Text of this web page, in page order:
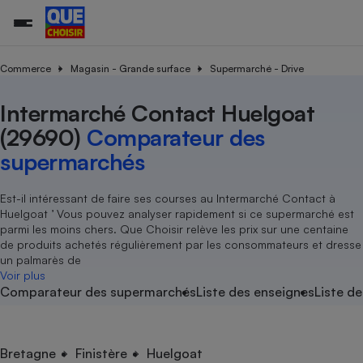
Commerce Magasin - Grande surface Supermarché - Drive
Intermarché Contact Huelgoat
(29690) Comparateur des
supermarchés
Est-il intéressant de faire ses courses au Intermarché Contact à
Huelgoat ’ Vous pouvez analyser rapidement si ce supermarché est
parmi les moins chers. Que Choisir relève les prix sur une centaine
de produits achetés régulièrement par les consommateurs et dresse
un palmarès de
Voir plus
Comparateur des supermarchésListe des enseignesListe
Bretagne Finistère Huelgoat
Additifs
Agriculture
Produit alimentaire
Achat - Vente - Location
Carburant
Magasin - Grande surface
Marketing - Fidélisation
Organismes de défense
Système judiciaire
Air
Eau
Achat - Vente - Travaux
Location
Sport
Vacances - Tourisme
électrique
Démarche administrative
Senior
Service marchand
Train
Transport aérien
Toutes les actualités
Enquêtes
Guides d'achat
Conseils
Brèves
Tous les services
Soumettre un litige
Lettres types
Rencontrer une association locale
Tous nos combats
Nos actions
Nos grandes victoires
Les billets de la présidente
Nos associations locales
Nous rejoindre
En savoir plus sur Que Choisir Ensemble
nous ?
L’association
Nos missions
Notre méthodologie
Notre financement
Nos partenaires
Nous rejoindre